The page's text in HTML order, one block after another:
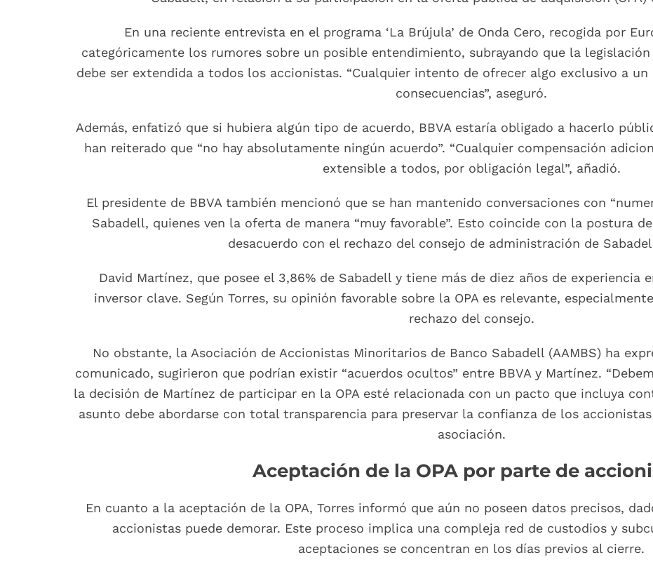
En una reciente entrevista en el programa ‘La Brújula’ de Onda Cero, recogida por
categóricamente los rumores sobre un posible entendimiento, subrayando que la
debe ser extendida a todos los accionistas. “Cualquier intento de ofrecer algo exclusivo a
consecuencias”, aseguró.
Además, enfatizó que si hubiera algún tipo de acuerdo, BBVA estaría obligado a hacerlo
han reiterado que “no hay absolutamente ningún acuerdo”. “Cualquier compensación
extensible a todos, por obligación legal”, añadió.
El presidente de BBVA también mencionó que se han mantenido conversaciones con
Sabadell, quienes ven la oferta de manera “muy favorable”. Esto coincide con la postura
desacuerdo con el rechazo del consejo de administración de
David Martínez, que posee el 3,86% de Sabadell y tiene más de diez años de experiencia
inversor clave. Según Torres, su opinión favorable sobre la OPA es relevante,
rechazo del consejo.
No obstante, la Asociación de Accionistas Minoritarios de Banco Sabadell (AAMBS) ha
comunicado, sugirieron que podrían existir “acuerdos ocultos” entre BBVA y Martínez.
la decisión de Martínez de participar en la OPA esté relacionada con un pacto que incluya
asunto debe abordarse con total transparencia para preservar la confianza de los
asociación.
Aceptación de la OPA por parte de
En cuanto a la aceptación de la OPA, Torres informó que aún no poseen datos precisos,
accionistas puede demorar. Este proceso implica una compleja red de custodios y
aceptaciones se concentran en los días previos al cierre.